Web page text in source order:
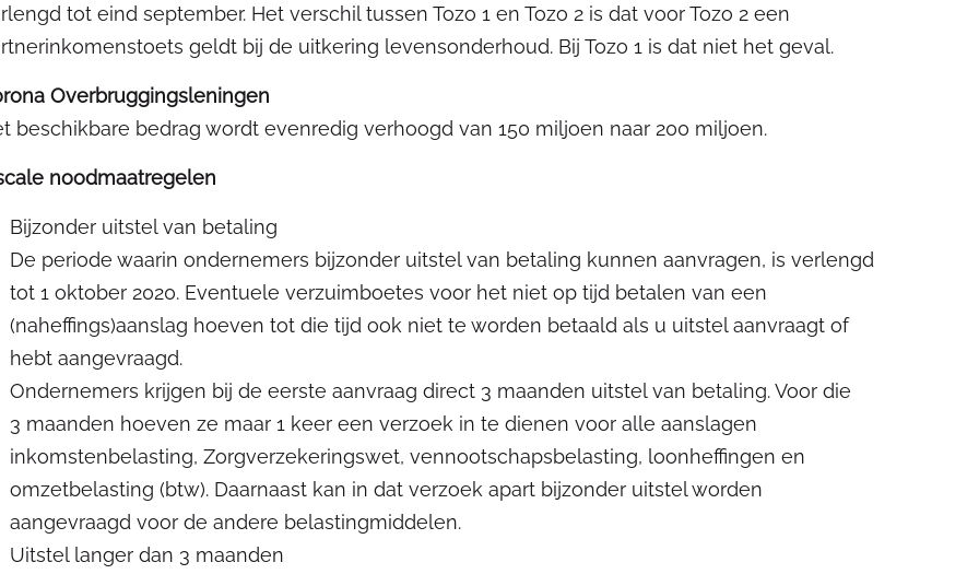
tot eind september. Het verschil tussen Tozo 1 en Tozo 2 is dat voor Tozo 2 een
geldt bij de uitkering levensonderhoud. Bij Tozo 1 is dat niet het geval.
Overbruggingsleningen
beschikbare bedrag wordt evenredig verhoogd van 150 miljoen naar 200 miljoen.
noodmaatregelen
Bijzonder uitstel van betaling
De periode waarin ondernemers bijzonder uitstel van betaling kunnen aanvragen, is verlengd
tot 1 oktober 2020. Eventuele verzuimboetes voor het niet op tijd betalen van een
(naheffings)aanslag hoeven tot die tijd ook niet te worden betaald als u uitstel aanvraagt of
hebt aangevraagd.
Ondernemers krijgen bij de eerste aanvraag direct 3 maanden uitstel van betaling. Voor die
3 maanden hoeven ze maar 1 keer een verzoek in te dienen voor alle aanslagen
inkomstenbelasting, Zorgverzekeringswet, vennootschapsbelasting, loonheffingen en
omzetbelasting (btw). Daarnaast kan in dat verzoek apart bijzonder uitstel worden
aangevraagd voor de andere belastingmiddelen.
Uitstel langer dan 3 maanden